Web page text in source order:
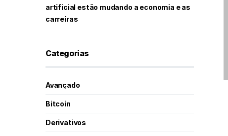
artificial estão mudando a economia e as
carreiras
Categorias
Avançado
Bitcoin
Derivativos